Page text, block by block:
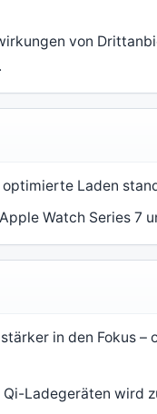
von
Laden
Watch Series 7
in den Fokus
Ladegeräten wird